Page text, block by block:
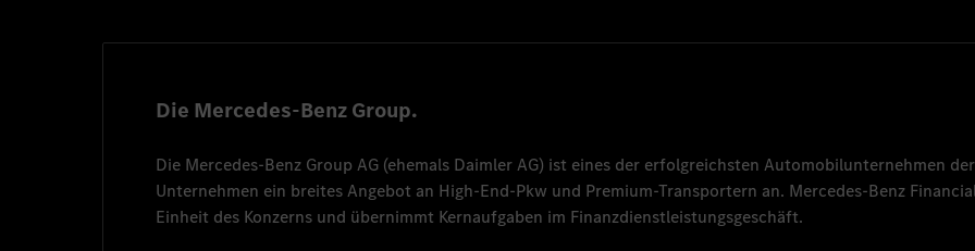
Die Mercedes-Benz Group.
Die Mercedes-Benz Group AG (ehemals Daimler AG) ist eines der erfolgreichsten Automobilunternehmen
Unternehmen ein breites Angebot an High-End-Pkw und Premium-Transportern an. Mercedes-Benz
Einheit des Konzerns und übernimmt Kernaufgaben im Finanzdienstleistungsgeschäft.